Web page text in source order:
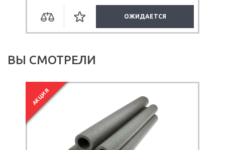
ОЖИДАЕТСЯ
ВЫ СМОТРЕЛИ
АКЦИЯ